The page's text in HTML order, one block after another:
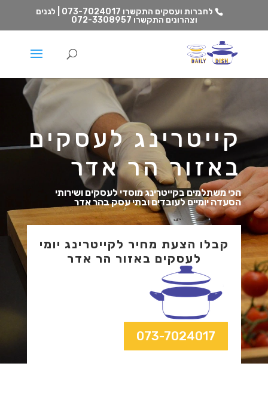
לחברות ועסקים התקשרו
073-7024017 | לגנים
וצהרונים התקשרו 072-3308957
קייטרינג לעסקים
באזור הר אדר
הכי משתלמים בקייטרינג מוסדי לעסקים ושירותי
הסעדה יומיים לעובדים ובתי עסק בהר אדר
קבלו הצעת מחיר לקייטרינג יומי
לעסקים באזור הר אדר
073-7024017